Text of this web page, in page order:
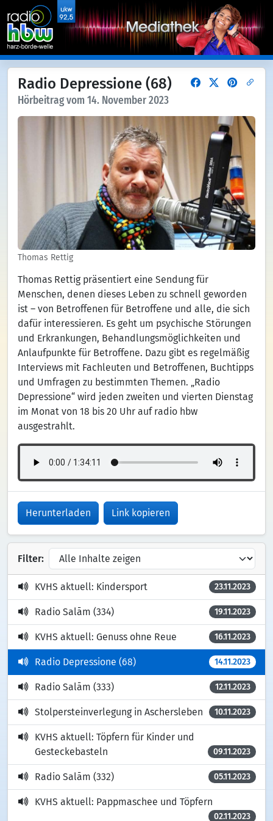
Radio Depressione (68)
Hörbeitrag vom 14. November 2023
Thomas Rettig
Thomas Rettig präsentiert eine Sendung für
Menschen, denen dieses Leben zu schnell geworden
ist – von Betroffenen für Betroffene und alle, die sich
dafür interessieren. Es geht um psychische Störungen
und Erkrankungen, Behandlungsmöglichkeiten und
Anlaufpunkte für Betroffene. Dazu gibt es regelmäßig
Interviews mit Fachleuten und Betroffenen, Buchtipps
und Umfragen zu bestimmten Themen. „Radio
Depressione“ wird jeden zweiten und vierten Dienstag
im Monat von 18 bis 20 Uhr auf radio hbw
ausgestrahlt.
Herunterladen Link kopieren
Filter:
KVHS aktuell: Kindersport 23.11.2023
Radio Salām (334) 19.11.2023
KVHS aktuell: Genuss ohne Reue 16.11.2023
Radio Depressione (68) 14.11.2023
Radio Salām (333) 12.11.2023
Stolpersteinverlegung in Aschersleben 10.11.2023
KVHS aktuell: Töpfern für Kinder und
Gesteckebasteln
09.11.2023
Radio Salām (332) 05.11.2023
KVHS aktuell: Pappmaschee und Töpfern
02.11.2023